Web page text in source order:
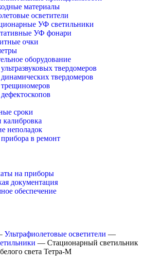
материалы
осветители
УФ светильники
УФ фонари
очки
оборудование
твердомеров
твердомеров
сроки
калибровка
неполадок
в ремонт
на приборы
документация
обеспечение
Ультрафиолетовые осветители —
— Стационарный светильник
света Тетра-М